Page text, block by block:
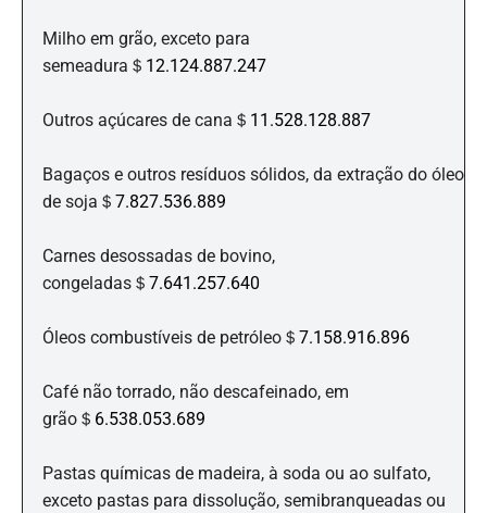
Milho em grão, exceto para
semeadura＄ 12.124.887.247
Outros açúcares de cana＄ 11.528.128.887
Bagaços e outros resíduos sólidos, da extração do óleo
de soja＄ 7.827.536.889
Carnes desossadas de bovino,
congeladas＄ 7.641.257.640
Óleos combustíveis de petróleo＄ 7.158.916.896
Café não torrado, não descafeinado, em
grão＄ 6.538.053.689
Pastas químicas de madeira, à soda ou ao sulfato,
exceto pastas para dissolução, semibranqueadas ou